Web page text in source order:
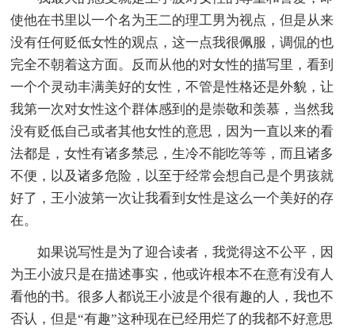
使他在书里以一个名为王二的理工男为视点，但是从来
没有任何贬低女性的观点，这一点我很佩服，调侃的也
完全不朝着这方面。反而从他的对女性的描写里，看到
一个个灵动丰满美好的女性，不管是性格还是外貌，让
我第一次对女性这个群体感到的是崇敬和羡慕，当然我
没有贬低自己或者其他女性的意思，因为一直以来的看
法都是，女性有诸多禁忌，生冷不能吃等等，而且诸多
不便，以及诸多危险，以至于经常会想自己是个男孩就
好了，王小波第一次让我看到女性是这么一个美好的存
在。
如果说写性是为了迎合读者，我觉得这不公平，因
为王小波只是在描述事实，他或许根本不在意有没有人
看他的书。很多人都说王小波是个很有趣的人，我也不
否认，但是“有趣”这种现在已经用烂了的我都不好意思